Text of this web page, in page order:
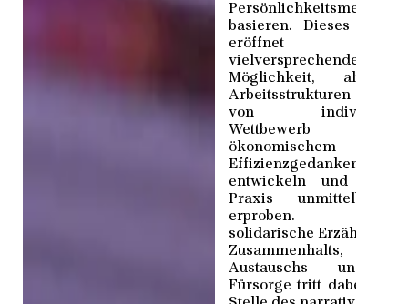
basieren. Dieses
eröffnet
vielversprechende
Möglichkeit,
Arbeitsstrukturen
von
Wettbewerb
ökonomischem
Effizienzgedanken
entwickeln und in
Praxis unmittelbar
erproben.
solidarische Erzählung
Zusammenhalts,
Austauschs und
Fürsorge tritt dabei an